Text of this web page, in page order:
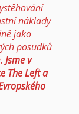
náklady
jako
posudků
Jsme v
The Left a